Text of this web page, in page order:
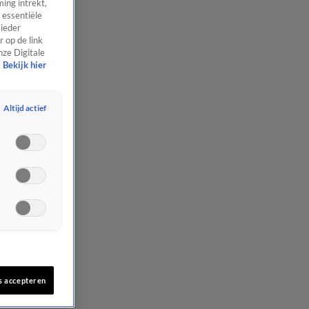
intrekt,
op de link
Digitale
Bekijk hier
Altijd actief
accepteren